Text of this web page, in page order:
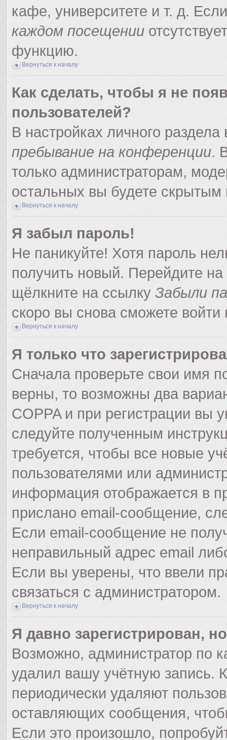
кафе, университете и т. д.
каждом посещении
функцию.
Вернуться к началу
Как сделать, чтобы я не
пользователей?
В настройках личного
пребывание на конференции.
только администраторам,
остальных вы будете скрытым
Вернуться к началу
Я забыл пароль!
Не паникуйте! Хотя пароль
получить новый. Перейдите
щёлкните на ссылку Забыли
скоро вы снова сможете
Вернуться к началу
Я только что
Сначала проверьте свои имя
верны, то возможны два
COPPA и при регистрации вы
следуйте полученным
требуется, чтобы все новые
пользователями или
информация отображается в
прислано email-сообщение,
Если email-сообщение не
неправильный адрес email
Если вы уверены, что ввели
связаться с администратором.
Вернуться к началу
Я давно зарегистрирован,
Возможно, администратор по
удалил вашу учётную запись.
периодически удаляют
оставляющих сообщения,
Если это произошло,